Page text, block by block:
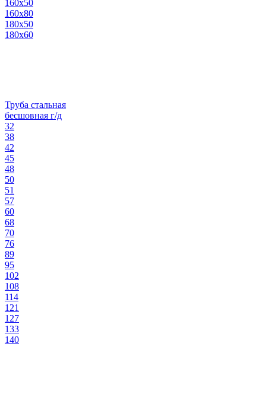
160х50
160х80
180х50
180х60
Труба стальная
бесшовная г/д
32
38
42
45
48
50
51
57
60
68
70
76
89
95
102
108
114
121
127
133
140